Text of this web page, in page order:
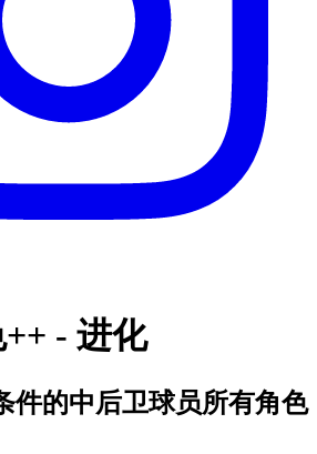
- 进化
件的中后卫球员所有角色